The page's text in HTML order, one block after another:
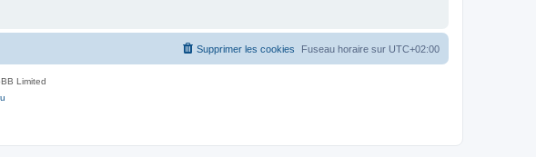
Fuseau horaire sur UTC+02:00
Supprimer les cookies
Limited